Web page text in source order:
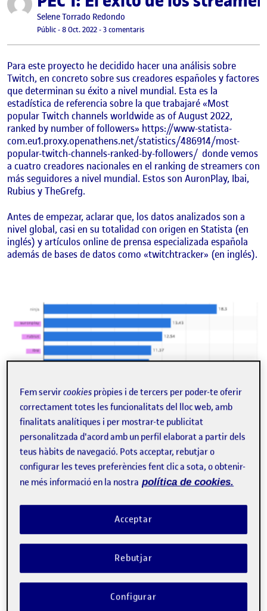
Publicat per
Selene Torrado Redondo
Visibilitat:
Públic-Data de publicació
8 Oct. 2022-3 comentarisa PEC 1: El éxito de los streamers
Para este proyecto he decidido hacer una análisis sobre
Twitch, en concreto sobre sus creadores españoles y factores
que determinan su éxito a nivel mundial. Esta es la
estadística de referencia sobre la que trabajaré «Most
popular Twitch channels worldwide as of August 2022,
ranked by number of followers» https://www-statista-
com.eu1.proxy.openathens.net/statistics/486914/most-
popular-twitch-channels-ranked-by-followers/ donde vemos
a cuatro creadores nacionales en el ranking de streamers con
más seguidores a nivel mundial. Estos son AuronPlay, Ibai,
Rubius y TheGrefg.
Antes de empezar, aclarar que, los datos analizados son a
nivel global, casi en su totalidad con origen en Statista (en
inglés) y artículos online de prensa especializada española
además de bases de datos como «twitchtracker» (en inglés).
Escogí este tema porque revisando tipos de contenido y uso
sorprendente que haya tantos creadores nacionales en la
cima de esta red social.
Fem servircookies pròpies i de tercers per poder-te oferir
correctament totes les funcionalitats del lloc web, amb
finalitats analítiques i per mostrar-te publicitat
personalitzada d'acord amb un perfil elaborat a partir dels
teus hàbits de navegació. Pots acceptar, rebutjar o
configurar les teves preferències fent clic a sota, o obtenir-
ne més informació en la nostra política de cookies.
Rebutjar
Acceptar
Configurar